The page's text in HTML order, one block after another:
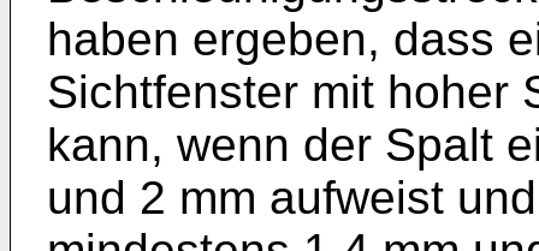
haben ergeben, dass
Sichtfenster mit hoher
kann, wenn der Spalt
und 2 mm aufweist